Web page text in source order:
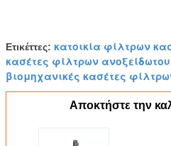
Ετικέττες: κατοικία φίλτρων
κασέτες φίλτρων ανοξείδωτου
βιομηχανικές κασέτες
Αποκτήστε την